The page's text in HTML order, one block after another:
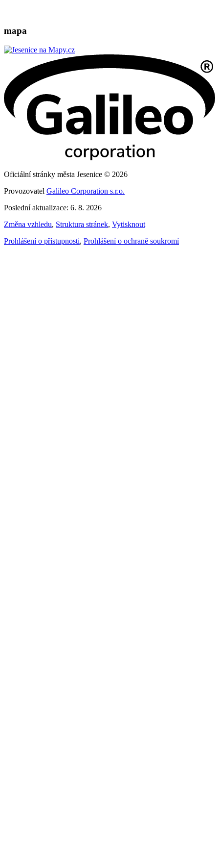
mapa
Oficiální stránky města Jesenice © 2026
Provozovatel Galileo Corporation s.r.o.
Poslední aktualizace: 6. 8. 2026
Změna vzhledu, Struktura stránek, Vytisknout
Prohlášení o přístupnosti, Prohlášení o ochraně soukromí